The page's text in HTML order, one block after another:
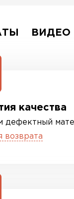
ВИДЕО
качества
дефектный
возврата